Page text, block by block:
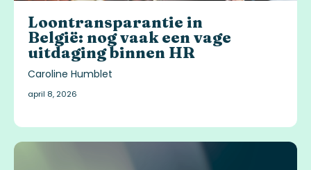
Loontransparantie in
België: nog vaak een vage
uitdaging binnen HR
Caroline Humblet
april 8, 2026